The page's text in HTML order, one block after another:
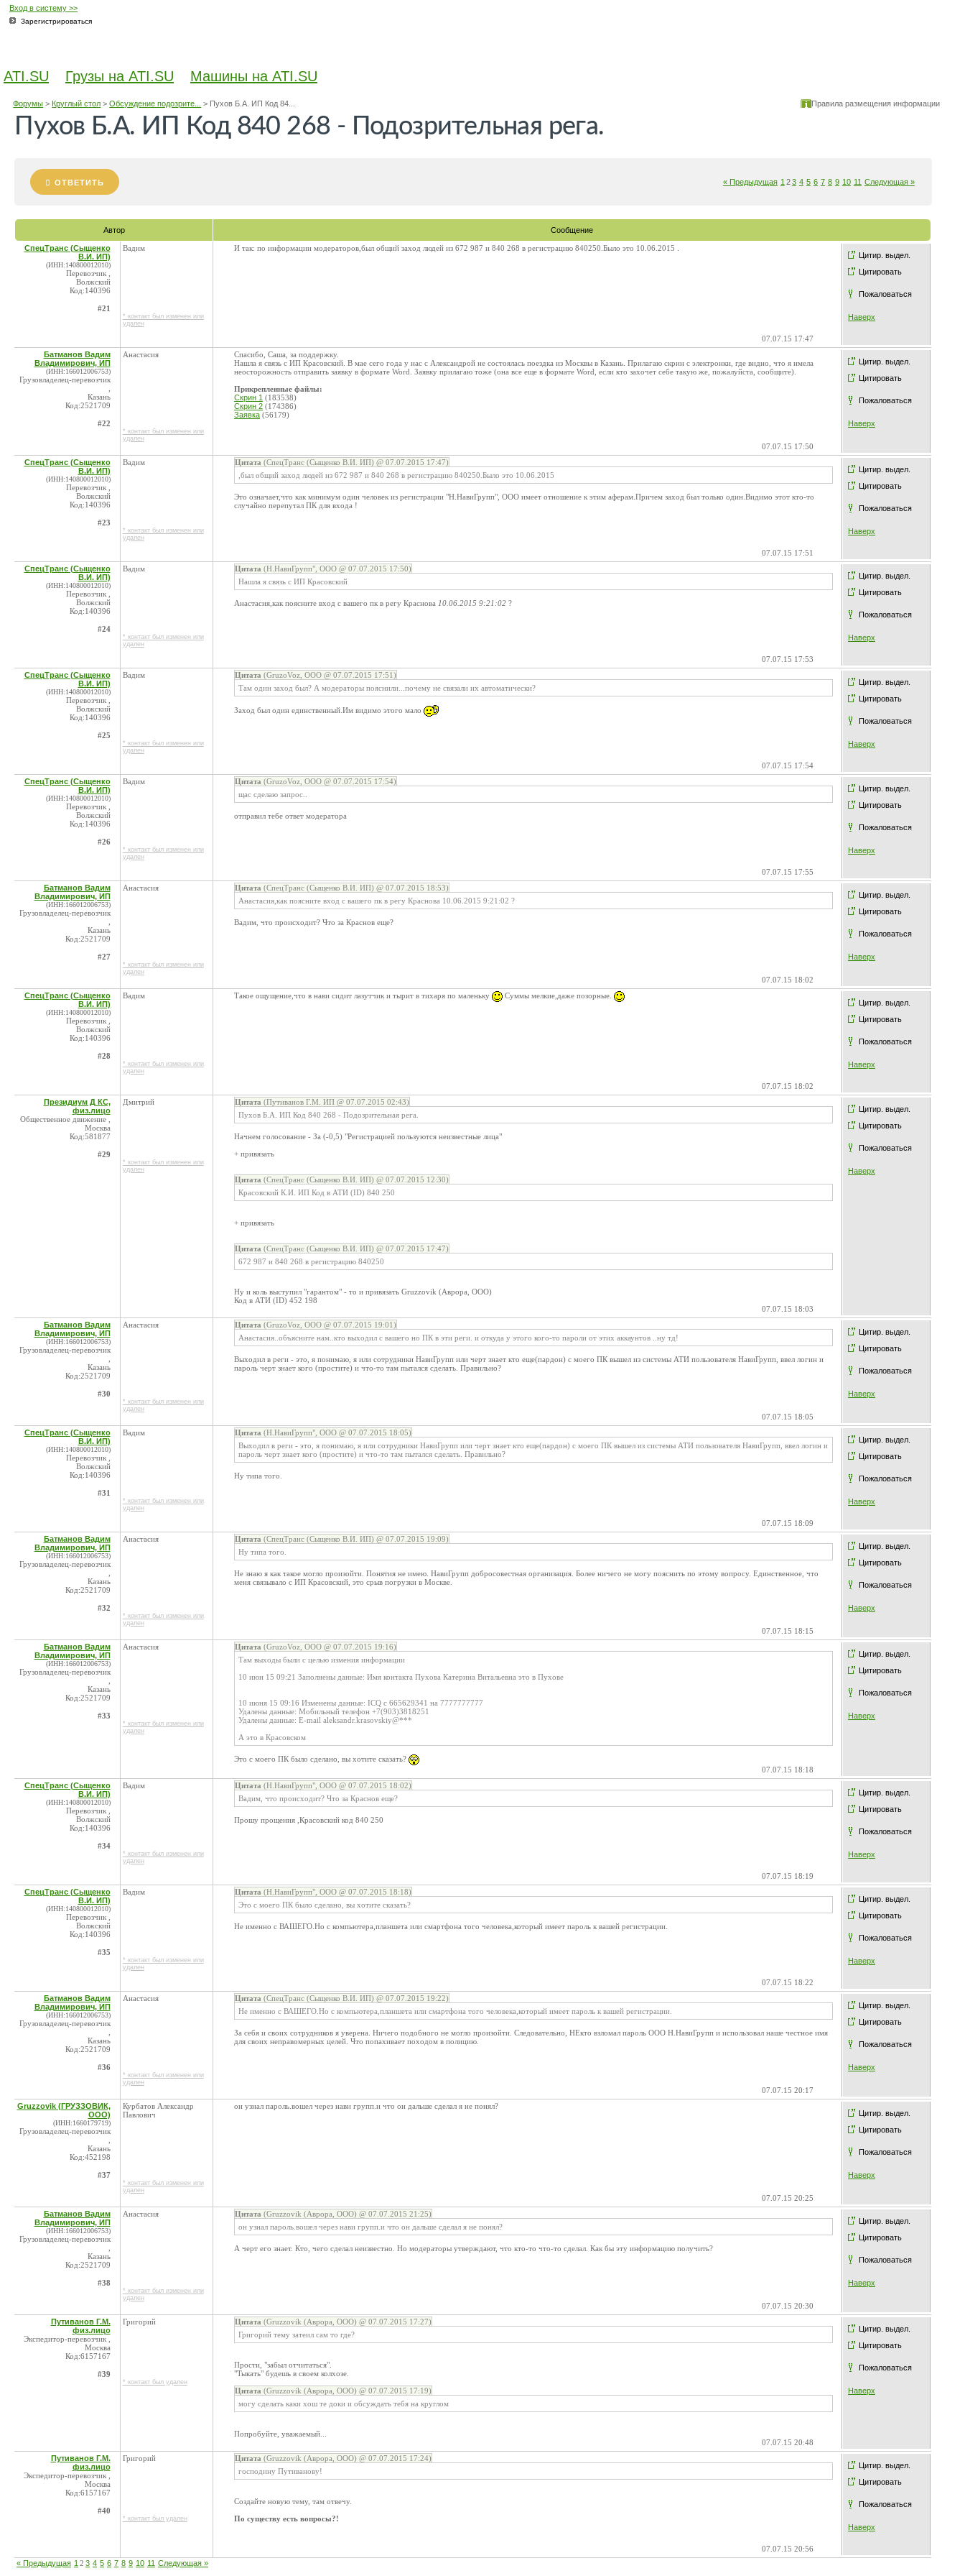
Вход в систему >>
Зарегистрироваться
ATI.SU Грузы на ATI.SU Машины на ATI.SU
Форумы >Круглый стол >Обсуждение подозрите... > Пухов Б.А. ИП Код 84... Правила размещения информации
Пухов Б.А. ИП Код 840 268 - Подозрительная рега.
ОТВЕТИТЬ « Предыдущая 1 23 4 5 6 7 8 9 10 11 Следующая »
Автор Сообщение
Цитир. выдел.
Цитировать
Пожаловаться
Наверх
СпецТранс (Сыщенко
В.И. ИП)
(ИНН:140800012010)
Перевозчик ,
Волжский
Код:140396
#21
Вадим
* контакт был изменен или
удален
И так: по информации модераторов,был общий заход людей из 672 987 и 840 268 в регистрацию 840250.Было это 10.06.2015 .
07.07.15 17:47
Цитир. выдел.
Цитировать
Пожаловаться
Наверх
Батманов Вадим
Владимирович, ИП
(ИНН:166012006753)
Грузовладелец-перевозчик
Казань
Код:2521709
#22
Анастасия
* контакт был изменен или
удален
Спасибо, Саша, за поддержку.
Нашла я связь с ИП Красовский. В мае сего года у нас с Александрой не состоялась поездка из Москвы в Казань. Прилагаю скрин с электронки, где видно, что я имела
неосторожность отправить заявку в формате Word. Заявку прилагаю тоже (она все еще в формате Word, если кто захочет себе такую же, пожалуйста, сообщите).
Прикрепленные файлы:
Скрин 1 (183538)
Скрин 2 (174386)
Заявка (56179)
07.07.15 17:50
Цитир. выдел.
Цитировать
Пожаловаться
Наверх
СпецТранс (Сыщенко
В.И. ИП)
(ИНН:140800012010)
Перевозчик ,
Волжский
Код:140396
#23
Вадим
* контакт был изменен или
удален
Цитата (СпецТранс (Сыщенко В.И. ИП) @ 07.07.2015 17:47)
,был общий заход людей из 672 987 и 840 268 в регистрацию 840250.Было это 10.06.2015
Это означает,что как минимум один человек из регистрации "Н.НавиГрупп", ООО имеет отношение к этим аферам.Причем заход был только один.Видимо этот кто-то
случайно перепутал ПК для входа !
07.07.15 17:51
Цитир. выдел.
Цитировать
Пожаловаться
Наверх
СпецТранс (Сыщенко
В.И. ИП)
(ИНН:140800012010)
Перевозчик ,
Волжский
Код:140396
#24
Вадим
* контакт был изменен или
удален
Цитата (Н.НавиГрупп", ООО @ 07.07.2015 17:50)
Нашла я связь с ИП Красовский
Анастасия,как поясните вход с вашего пк в регу Краснова 10.06.2015 9:21:02 ?
07.07.15 17:53
Цитир. выдел.
Цитировать
Пожаловаться
Наверх
СпецТранс (Сыщенко
В.И. ИП)
(ИНН:140800012010)
Перевозчик ,
Волжский
Код:140396
#25
Вадим
* контакт был изменен или
удален
Цитата (GruzoVoz, ООО @ 07.07.2015 17:51)
Там один заход был? А модераторы пояснили...почему не связали их автоматически?
Заход был один единственный.Им видимо этого мало
07.07.15 17:54
Цитир. выдел.
Цитировать
Пожаловаться
Наверх
СпецТранс (Сыщенко
В.И. ИП)
(ИНН:140800012010)
Перевозчик ,
Волжский
Код:140396
#26
Вадим
* контакт был изменен или
удален
Цитата (GruzoVoz, ООО @ 07.07.2015 17:54)
щас сделаю запрос..
отправил тебе ответ модератора
07.07.15 17:55
Цитир. выдел.
Цитировать
Пожаловаться
Наверх
Батманов Вадим
Владимирович, ИП
(ИНН:166012006753)
Грузовладелец-перевозчик
Казань
Код:2521709
#27
Анастасия
* контакт был изменен или
удален
Цитата (СпецТранс (Сыщенко В.И. ИП) @ 07.07.2015 18:53)
Анастасия,как поясните вход с вашего пк в регу Краснова 10.06.2015 9:21:02 ?
Вадим, что происходит? Что за Краснов еще?
07.07.15 18:02
Цитир. выдел.
Цитировать
Пожаловаться
Наверх
СпецТранс (Сыщенко
В.И. ИП)
(ИНН:140800012010)
Перевозчик ,
Волжский
Код:140396
#28
Вадим
* контакт был изменен или
удален
Такое ощущение,что в нави сидит лазутчик и тырит в тихаря по маленьку Суммы мелкие,даже позорные.
07.07.15 18:02
Цитир. выдел.
Цитировать
Пожаловаться
Наверх
Президиум Д КС,
физ.лицо
Общественное движение ,
Москва
Код:581877
#29
Дмитрий
* контакт был изменен или
удален
Цитата (Путиванов Г.М. ИП @ 07.07.2015 02:43)
Пухов Б.А. ИП Код 840 268 - Подозрительная рега.
Начнем голосование - За (-0,5) "Регистрацией пользуются неизвестные лица"
+ привязать
Цитата (СпецТранс (Сыщенко В.И. ИП) @ 07.07.2015 12:30)
Красовский К.И. ИП Код в АТИ (ID) 840 250
+ привязать
Цитата (СпецТранс (Сыщенко В.И. ИП) @ 07.07.2015 17:47)
672 987 и 840 268 в регистрацию 840250
Ну и коль выступил "гарантом" - то и привязать Gruzzovik (Аврора, ООО)
Код в АТИ (ID) 452 198
07.07.15 18:03
Цитир. выдел.
Цитировать
Пожаловаться
Наверх
Батманов Вадим
Владимирович, ИП
(ИНН:166012006753)
Грузовладелец-перевозчик
Казань
Код:2521709
#30
Анастасия
* контакт был изменен или
удален
Цитата (GruzoVoz, ООО @ 07.07.2015 19:01)
Анастасия..объясните нам..кто выходил с вашего но ПК в эти реги. и откуда у этого кого-то пароли от этих аккаунтов ..ну тд!
Выходил в реги - это, я понимаю, я или сотрудники НавиГрупп или черт знает кто еще(пардон) с моего ПК вышел из системы АТИ пользователя НавиГрупп, ввел логин и
пароль черт знает кого (простите) и что-то там пытался сделать. Правильно?
07.07.15 18:05
Цитир. выдел.
Цитировать
Пожаловаться
Наверх
СпецТранс (Сыщенко
В.И. ИП)
(ИНН:140800012010)
Перевозчик ,
Волжский
Код:140396
#31
Вадим
* контакт был изменен или
удален
Цитата (Н.НавиГрупп", ООО @ 07.07.2015 18:05)
Выходил в реги - это, я понимаю, я или сотрудники НавиГрупп или черт знает кто еще(пардон) с моего ПК вышел из системы АТИ пользователя НавиГрупп, ввел логин и
пароль черт знает кого (простите) и что-то там пытался сделать. Правильно?
Ну типа того.
07.07.15 18:09
Цитир. выдел.
Цитировать
Пожаловаться
Наверх
Батманов Вадим
Владимирович, ИП
(ИНН:166012006753)
Грузовладелец-перевозчик
Казань
Код:2521709
#32
Анастасия
* контакт был изменен или
удален
Цитата (СпецТранс (Сыщенко В.И. ИП) @ 07.07.2015 19:09)
Ну типа того.
Не знаю я как такое могло произойти. Понятия не имею. НавиГрупп добросовестная организация. Более ничего не могу пояснить по этому вопросу. Единственное, что
меня связывало с ИП Красовский, это срыв погрузки в Москве.
07.07.15 18:15
Цитир. выдел.
Цитировать
Пожаловаться
Наверх
Батманов Вадим
Владимирович, ИП
(ИНН:166012006753)
Грузовладелец-перевозчик
Казань
Код:2521709
#33
Анастасия
* контакт был изменен или
удален
Цитата (GruzoVoz, ООО @ 07.07.2015 19:16)
Там выходы были с целью измения информации
10 июн 15 09:21 Заполнены данные: Имя контакта Пухова Катерина Витальевна это в Пухове
10 июня 15 09:16 Изменены данные: ICQ с 665629341 на 7777777777
Удалены данные: Мобильный телефон +7(903)3818251
Удалены данные: E-mail aleksandr.krasovskiy@***
А это в Красовском
Это с моего ПК было сделано, вы хотите сказать?
07.07.15 18:18
Цитир. выдел.
Цитировать
Пожаловаться
Наверх
СпецТранс (Сыщенко
В.И. ИП)
(ИНН:140800012010)
Перевозчик ,
Волжский
Код:140396
#34
Вадим
* контакт был изменен или
удален
Цитата (Н.НавиГрупп", ООО @ 07.07.2015 18:02)
Вадим, что происходит? Что за Краснов еще?
Прошу прощения ,Красовский код 840 250
07.07.15 18:19
Цитир. выдел.
Цитировать
Пожаловаться
Наверх
СпецТранс (Сыщенко
В.И. ИП)
(ИНН:140800012010)
Перевозчик ,
Волжский
Код:140396
#35
Вадим
* контакт был изменен или
удален
Цитата (Н.НавиГрупп", ООО @ 07.07.2015 18:18)
Это с моего ПК было сделано, вы хотите сказать?
Не именно с ВАШЕГО.Но с компьютера,планшета или смартфона того человека,который имеет пароль к вашей регистрации.
07.07.15 18:22
Цитир. выдел.
Цитировать
Пожаловаться
Наверх
Батманов Вадим
Владимирович, ИП
(ИНН:166012006753)
Грузовладелец-перевозчик
Казань
Код:2521709
#36
Анастасия
* контакт был изменен или
удален
Цитата (СпецТранс (Сыщенко В.И. ИП) @ 07.07.2015 19:22)
Не именно с ВАШЕГО.Но с компьютера,планшета или смартфона того человека,который имеет пароль к вашей регистрации.
За себя и своих сотрудников я уверена. Ничего подобного не могло произойти. Следовательно, НЕкто взломал пароль ООО Н.НавиГрупп и использовал наше честное имя
для своих неправомерных целей. Что попахивает походом в полицию.
07.07.15 20:17
Цитир. выдел.
Цитировать
Пожаловаться
Наверх
Gruzzovik (ГРУЗЗОВИК,
ООО)
(ИНН:1660179719)
Грузовладелец-перевозчик
Казань
Код:452198
#37
Курбатов Александр
Павлович
* контакт был изменен или
удален
он узнал пароль.вошел через нави групп.и что он дальше сделал я не понял?
07.07.15 20:25
Цитир. выдел.
Цитировать
Пожаловаться
Наверх
Батманов Вадим
Владимирович, ИП
(ИНН:166012006753)
Грузовладелец-перевозчик
Казань
Код:2521709
#38
Анастасия
* контакт был изменен или
удален
Цитата (Gruzzovik (Аврора, ООО) @ 07.07.2015 21:25)
он узнал пароль.вошел через нави групп.и что он дальше сделал я не понял?
А черт его знает. Кто, чего сделал неизвестно. Но модераторы утверждают, что кто-то что-то сделал. Как бы эту информацию получить?
07.07.15 20:30
Цитир. выдел.
Цитировать
Пожаловаться
Наверх
Путиванов Г.М.
физ.лицо
Экспедитор-перевозчик ,
Москва
Код:6157167
#39
Григорий
* контакт был удален
Цитата (Gruzzovik (Аврора, ООО) @ 07.07.2015 17:27)
Григорий тему затеил сам то где?
Прости, "забыл отчитаться".
"Тыкать" будешь в своем колхозе.
Цитата (Gruzzovik (Аврора, ООО) @ 07.07.2015 17:19)
могу сделать каки хош те доки и обсуждать тебя на круглом
Попробуйте, уважаемый...
07.07.15 20:48
Цитир. выдел.
Цитировать
Пожаловаться
Наверх
Путиванов Г.М.
физ.лицо
Экспедитор-перевозчик ,
Москва
Код:6157167
#40
Григорий
* контакт был удален
Цитата (Gruzzovik (Аврора, ООО) @ 07.07.2015 17:24)
господину Путиванову!
Создайте новую тему, там отвечу.
По существу есть вопросы?!
07.07.15 20:56
« Предыдущая 1 2 3 4 5 6 7 8 9 10 11 Следующая »